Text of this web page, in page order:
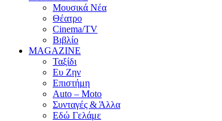
Μουσικά Νέα
Θέατρο
Cinema/TV
Βιβλίο
MAGAZINE
Ταξίδι
Ευ Ζην
Επιστήμη
Auto – Moto
Συνταγές & Άλλα
Εδώ Γελάμε